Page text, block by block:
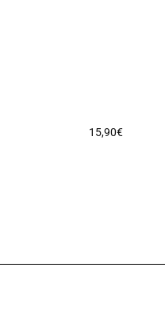
15,90€